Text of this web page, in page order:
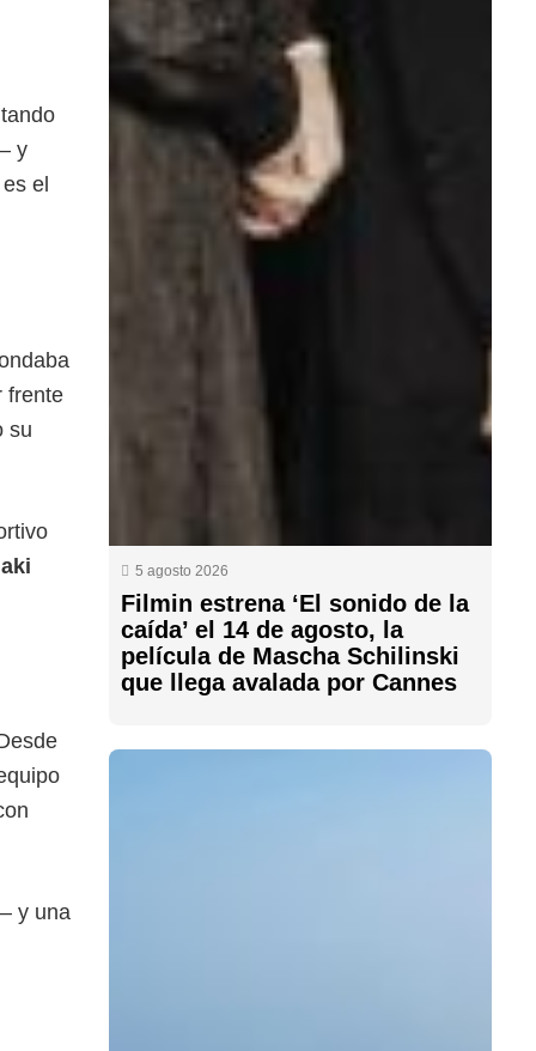
y
el
frente
su
y una
5 agosto 2026
Filmin estrena ‘El sonido de la
caída’ el 14 de agosto, la
película de Mascha Schilinski
que llega avalada por Cannes